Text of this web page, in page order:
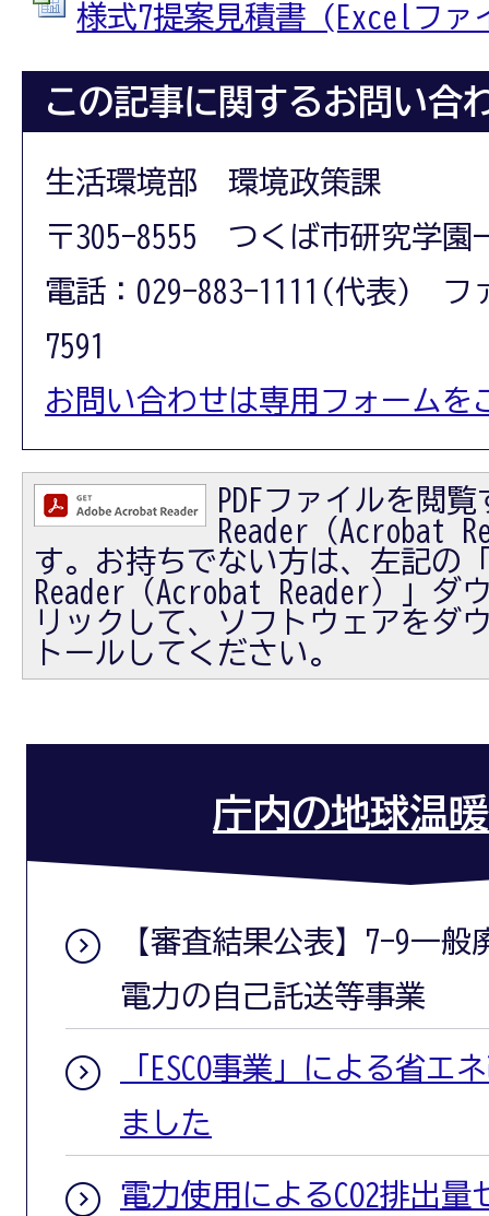
様式7提案見積書 (Excelファ
この記事に関するお問い合
生活環境部 環境政策課
〒305-8555 つくば市研究学園
電話：029-883-1111(代表) フ
7591
お問い合わせは専用フォームを
PDFファイルを閲
Reader（Acrobat
す。お持ちでない方は、左記の
Reader（Acrobat Reader）」ダ
リックして、ソフトウェアをダ
トールしてください。
庁内の地球温
【審査結果公表】7-9一
電力の自己託送等事業
「ESCO事業」による省エ
ました
電力使用によるCO2排出量